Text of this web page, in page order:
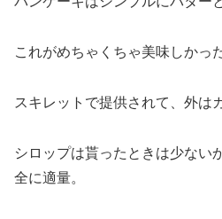
これがめちゃくちゃ美味しかっ
スキレットで提供されて、外は
シロップは貰ったときは少ない
全に適量。